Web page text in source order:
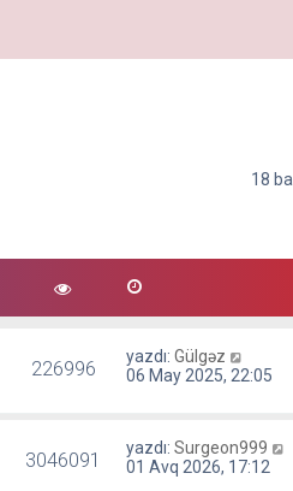
18
226996 yazdı:Gülgəz
06 May 2025, 22:05
3046091 yazdı:Surgeon999
01 Avq 2026, 17:12